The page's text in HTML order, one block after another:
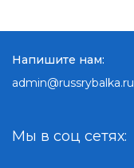
Мы в соц сетях:
Напишите нам:
admin@russrybalka.ru